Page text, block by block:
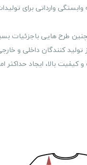
وارداتی برای
طرح هایی باجزئیات
کنندگان داخلی و
بالا، ایجاد حداکثر